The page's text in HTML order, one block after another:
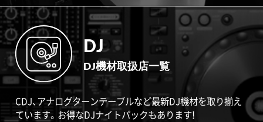
DJ
DJ機材取扱店一覧
CDJ、アナログターンテーブルなど最新DJ機材を取り揃え
ています。お得なDJナイトパックもあります!